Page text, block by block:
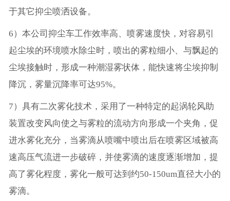
于其它抑尘喷洒设备。
6）本公司抑尘车工作效率高、喷雾速度快，对容易引
起尘埃的环境喷水除尘时，喷出的雾粒细小、与飘起的
尘埃接触时，形成一种潮湿雾状体，能快速将尘埃抑制
降沉，雾量沉降率可达95%。
7）具有二次雾化技术，采用了一种特定的起涡轮风助
装置改变风向使之与雾粒的流动方向形成一个夹角，促
进水雾化充分，当雾滴从喷嘴中喷出后在喷雾区域被高
速高压气流进一步破碎，并使雾滴的速度逐渐增加，提
高了雾化程度，雾化一般可达到约50-150um直径大小的
雾滴。